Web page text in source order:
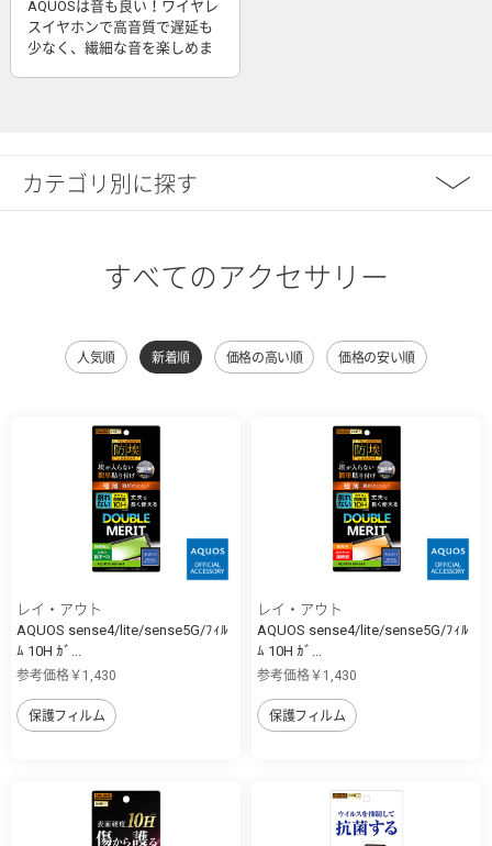
AQUOSは音も良い！ワイヤレ
スイヤホンで高音質で遅延も
少なく、繊細な音を楽しめま
カテゴリ別に探す
すべてのアクセサリー
人気順 新着順 価格の高い順 価格の安い順
レイ・アウト
AQUOS sense4/lite/sense5G/ﾌｨﾙ
ﾑ 10H ｶﾞ...
参考価格￥1,430
保護フィルム
レイ・アウト
AQUOS sense4/lite/sense5G/ﾌｨﾙ
ﾑ 10H ｶﾞ...
参考価格￥1,430
保護フィルム